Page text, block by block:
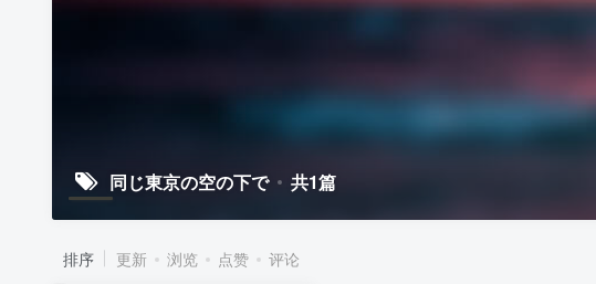
同じ東京の空の下で 共1篇
排序 更新 浏览 点赞 评论